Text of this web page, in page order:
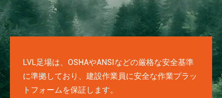
LVL足場は、OSHAやANSIなどの厳格な安全基準
に準拠しており、建設作業員に安全な作業プラッ
トフォームを保証します。